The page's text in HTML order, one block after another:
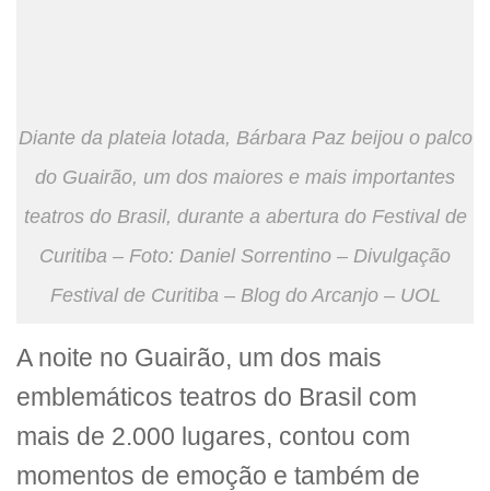
Diante da plateia lotada, Bárbara Paz beijou o palco
do Guairão, um dos maiores e mais importantes
teatros do Brasil, durante a abertura do Festival de
Curitiba – Foto: Daniel Sorrentino – Divulgação
Festival de Curitiba – Blog do Arcanjo – UOL
A noite no Guairão, um dos mais
emblemáticos teatros do Brasil com
mais de 2.000 lugares, contou com
momentos de emoção e também de